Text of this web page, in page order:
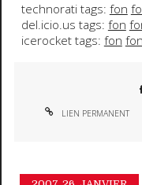
technorati tags: fon
del.icio.us tags: fon
icerocket tags: fon
LIEN PERMANENT